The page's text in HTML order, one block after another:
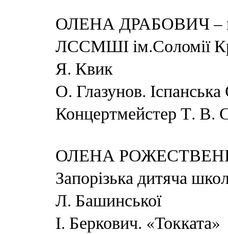
ОЛЕНА ДРАБОВИЧ –
ЛССМШІ ім.Соломії
Я. Квик
О. Глазунов.
Концертмейстер Т. В.
ОЛЕНА РОЖЕСТВЕННА
Запорізька дитяча
Л. Башинської
І. Беркович. «Токката»